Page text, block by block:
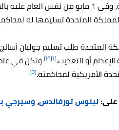
المتحدة تسليمها له
قاضٍ في المملكة المتحدة طلب تسليم جوليان
أو التعذيب.[١] [٢]
الأمريكية لمحاكمته.[٥]
على:لينوس تورفالدس،وسيرجي